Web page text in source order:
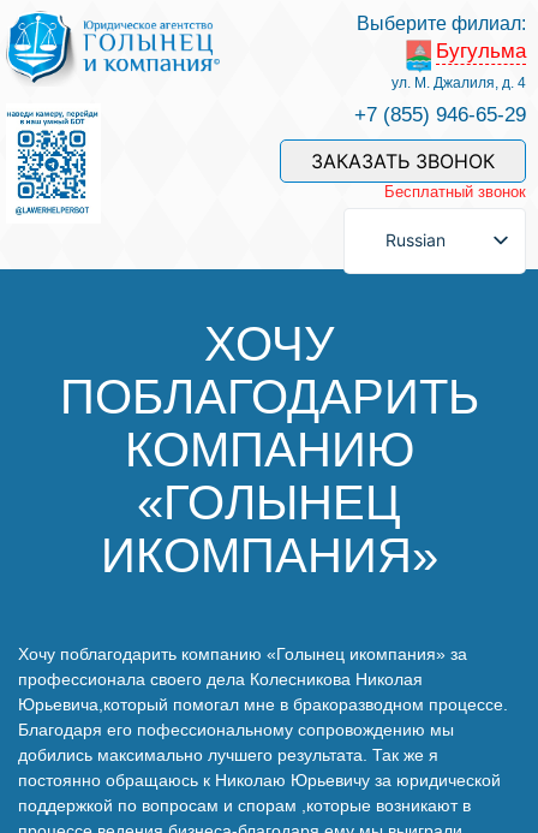
Услуги и наши специалисты
Оплата услуг
Задать вопрос
Отзывы
Полезные статьи
Наши победы
Видео о нас
Выберите филиал:
Бугульма
ул. М. Джалиля, д. 4
+7 (855) 946-65-29
ЗАКАЗАТЬ ЗВОНОК
Бесплатный звонок
Russian
ХОЧУ
ПОБЛАГОДАРИТЬ
КОМПАНИЮ
«ГОЛЫНЕЦ
ИКОМПАНИЯ»
Хочу поблагодарить компанию «Голынец икомпания» за
профессионала своего дела Колесникова Николая
Юрьевича,который помогал мне в бракоразводном процессе.
Благодаря его пофессиональному сопровождению мы
добились максимально лучшего результата. Так же я
постоянно обращаюсь к Николаю Юрьевичу за юридической
поддержкой по вопросам и спорам ,которые возникают в